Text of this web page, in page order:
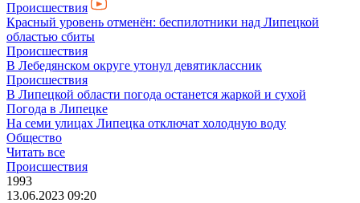
Происшествия
Красный уровень отменён: беспилотники над Липецкой
областью сбиты
Происшествия
В Лебедянском округе утонул девятиклассник
Происшествия
В Липецкой области погода останется жаркой и сухой
Погода в Липецке
На семи улицах Липецка отключат холодную воду
Общество
Читать все
Происшествия
1993
13.06.2023 09:20